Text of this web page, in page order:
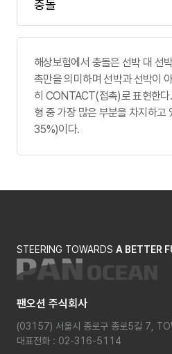
해상보험에서 충돌은 선박 대 선
촉만을 의미하며 선박과 선박이
히 CONTACT(접촉)로 표현한다
형 중 가장 많은 부분을 차지하고
35%)이다.
STEERING TOWARDS A BETTER
팬오션 주식회사
(03157) 서울시 종로구 종로5길 7,
대표전화 : 02-316-5114